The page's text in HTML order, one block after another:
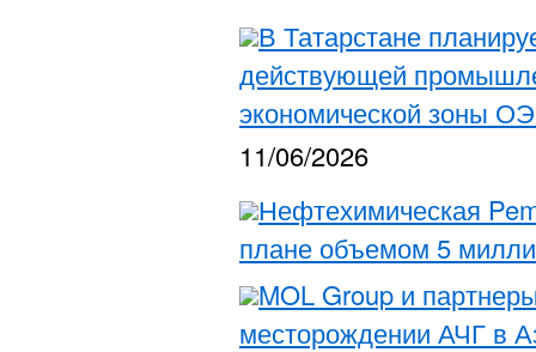
В Татарстане
действующей
экономической зоны
11/06/2026
Нефтехимическая
плане объемом 5
MOL Group и
месторождении АЧГ в